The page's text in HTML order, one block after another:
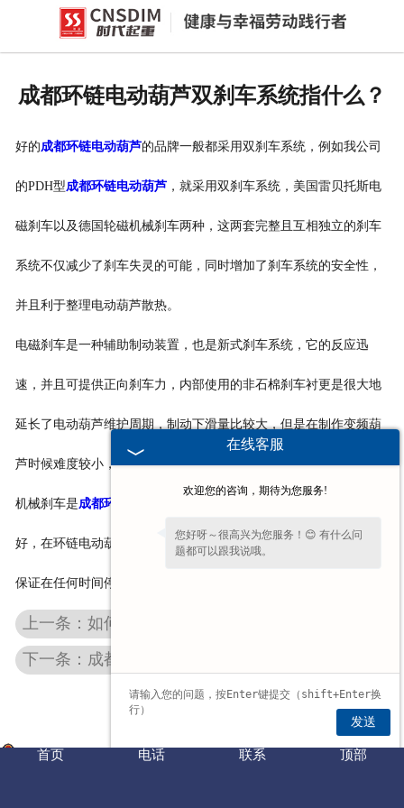
网站首页
成都环链电动葫芦双刹车系统指什么？
好的成都环链电动葫芦的品牌一般都采用双刹车系统，例如我公司
的PDH型成都环链电动葫芦，就采用双刹车系统，美国雷贝托斯电
磁刹车以及德国轮磁机械刹车两种，这两套完整且互相独立的刹车
系统不仅减少了刹车失灵的可能，同时增加了刹车系统的安全性，
并且利于整理电动葫芦散热。
电磁刹车是一种辅助制动装置，也是新式刹车系统，它的反应迅
速，并且可提供正向刹车力，内部使用的非石棉刹车衬更是很大地
延长了电动葫芦维护周期，制动下滑量比较大，但是在制作变频葫
芦时候难度较小，使用可靠，寿命长久。
机械刹车是成都环链电动葫芦
好，在环链电动葫芦中主要靠它与电磁刹车相互协调，可以有效的
保证在任何时间停止机器的转动。
上一条：如何找到适合成都电动葫芦的安装点？
首页 电话 联系 顶部
在线客服
欢迎您的咨询，期待为您服务!
您好呀～很高兴为您服务！😊 有什么问
题都可以跟我说哦。
发送